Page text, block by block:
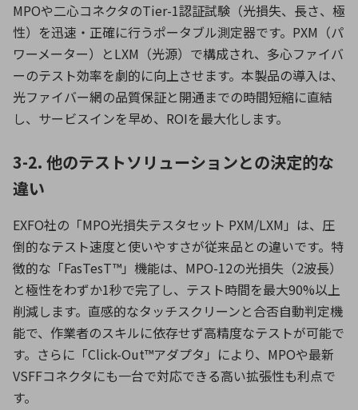
MPOや二心コネクタのTier-1認証試験（光損失、長さ、極
性）を迅速・正確に行うポータブル測定器です。PXM（パ
ワーメーター）とLXM（光源）で構成され、多心ファイバ
ーのテスト効率を劇的に向上させます。本製品の導入は、
光ファイバー網の品質保証と開通までの時間短縮に直結
し、サービスインを早め、ROIを最大化します。
3-2. 他のテストソリューションとの決定的な
違い
EXFO社の「MPO光損失テスタセット PXM/LXM」は、圧
倒的なテスト速度と使いやすさが従来品との違いです。特
徴的な「FasTesT™」機能は、MPO-12の光損失（2波長）
と極性をわずか1秒で完了し、テスト時間を最大90%以上
削減します。直感的なタッチスクリーンと合否自動判定機
能で、作業者のスキルに依存せず高精度なテストが可能で
す。さらに「Click-Out™アダプタ」により、MPOや最新
VSFFコネクタにも一台で対応できる高い拡張性も利点で
す。